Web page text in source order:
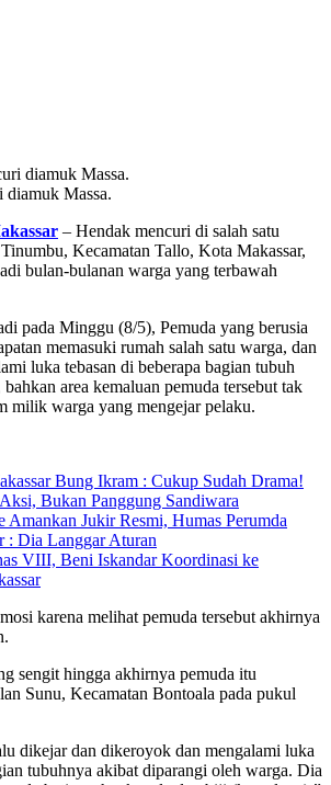
diamuk Massa.
– Hendak mencuri di salah satu
Kecamatan Tallo, Kota Makassar,
bulan-bulanan warga yang terbawah
pada Minggu (8/5), Pemuda yang berusia
memasuki rumah salah satu warga, dan
luka tebasan di beberapa bagian tubuh
area kemaluan pemuda tersebut tak
milik warga yang mengejar pelaku.
Bung Ikram : Cukup Sudah Drama!
Bukan Panggung Sandiwara
Amankan Jukir Resmi, Humas Perumda
: Dia Langgar Aturan
VIII, Beni Iskandar Koordinasi ke
karena melihat pemuda tersebut akhirnya
sengit hingga akhirnya pemuda itu
Sunu, Kecamatan Bontoala pada pukul
dikejar dan dikeroyok dan mengalami luka
tubuhnya akibat diparangi oleh warga. Dia